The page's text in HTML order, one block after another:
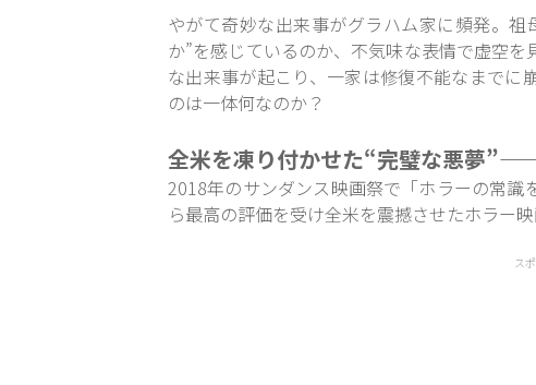
やがて奇妙な出来事がグラハム家に頻発。
か”を感じているのか、不気味な表情で虚空
な出来事が起こり、一家は修復不能なまでに
のは一体何なのか？
全米を凍り付かせた“完璧な悪夢
2018年のサンダンス映画祭で「ホラーの常
ら最高の評価を受け全米を震撼させたホラー
ス